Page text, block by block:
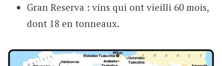
Gran Reserva : vins qui ont vieilli 60 mois,
dont 18 en tonneaux.